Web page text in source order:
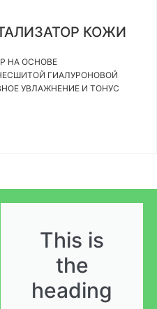
КОЖИ
НА ОСНОВЕ
ГИАЛУРОНОВОЙ
УВЛАЖНЕНИЕ И ТОНУС
This is
the
heading